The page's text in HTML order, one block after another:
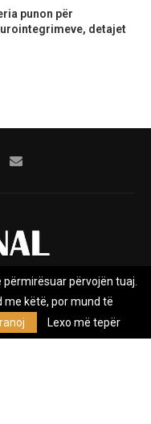
punon për
detajet
e themeluar në vitin
përvojën tuaj.
me këtë, por mund të
Lexo më tepër